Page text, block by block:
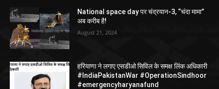
National space day पर चंद्रयान-3, “चंदा मामा”
अब करीब है!
August 21, 2024
हरियाणा ने लगाए एसडीओ सिविल के समक्ष लिंक अधिकारी
#IndiaPakistanWar #OperationSindhoor
#emergencyharyanafund